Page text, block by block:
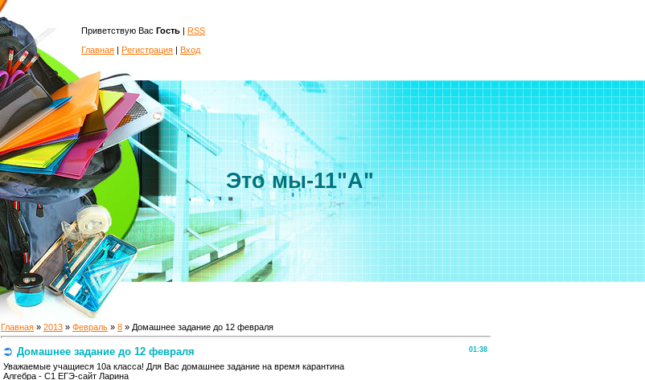
Приветствую Вас Гость | RSS
Главная | Регистрация | Вход
Это мы-11"А"
Главная » 2013 » Февраль » 8 » Домашнее задание до 12 февраля
01:38
Домашнее задание до 12 февраля
Уважаемые учащиеся 10а класса! Для Вас домашнее задание на время карантина
Алгебра - С1 ЕГЭ-сайт Ларина